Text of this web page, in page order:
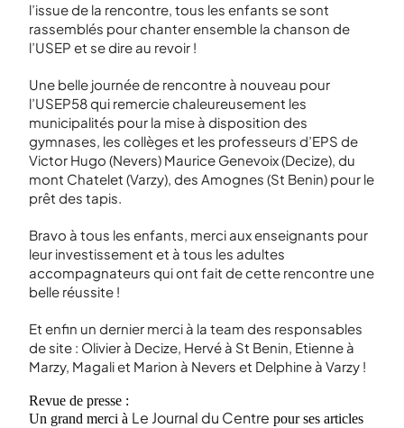
l’issue de la rencontre, tous les enfants se sont
rassemblés pour chanter ensemble la chanson de
l’USEP et se dire au revoir !
Une belle journée de rencontre à nouveau pour
l’USEP58 qui remercie chaleureusement les
municipalités pour la mise à disposition des
gymnases, les collèges et les professeurs d’EPS de
Victor Hugo (Nevers) Maurice Genevoix (Decize), du
mont Chatelet (Varzy), des Amognes (St Benin) pour le
prêt des tapis.
Bravo à tous les enfants, merci aux enseignants pour
leur investissement et à tous les adultes
accompagnateurs qui ont fait de cette rencontre une
belle réussite !
Et enfin un dernier merci à la team des responsables
de site : Olivier à Decize, Hervé à St Benin, Etienne à
Marzy, Magali et Marion à Nevers et Delphine à Varzy !
Revue de presse :
Un grand merci à Le Journal du Centre pour ses articles